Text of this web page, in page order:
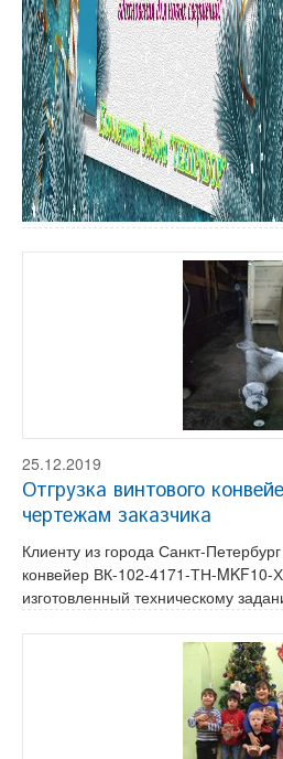
25.12.2019
Отгрузка винтового
чертежам заказчика
Клиенту из города Санкт-
конвейер ВК-102-4171-ТН-MKF10-
изготовленный техническому